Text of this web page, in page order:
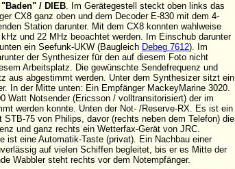
/ DIEB. Im Gerätegestell steckt oben links das
CX8 ganz oben und dem Decoder E-830 mit dem 4-
Station darunter. Mit dem CX8 konnten wahlweise
und 22 MHz beoachtet werden. Im Einschub darunter
ein Seefunk-UKW (Baugleich Debeg 7612). Im
der Synthesizer für den auf diesem Foto nicht
Arbeitsplatz. Die gewünschte Sendefrequenz und
aus abgestimmt werden. Unter dem Synthesizer sitzt ein
In der Mitte unten: Ein Empfänger MackeyMarine 3020.
Watt Notsender (Ericsson / volltransitorisiert) der im
werden konnte. Unten der Not- /Reserve-RX. Es ist ein
STB-75 von Philips, davor (rechts neben dem Telefon) die
und ganz rechts ein Wetterfax-Gerät von JRC.
ist eine Automatik-Taste (privat). Ein Nachbau einer
auf vielen Schiffen begleitet, bis er es Mitte der
Wabbler steht rechts vor dem Notempfänger.